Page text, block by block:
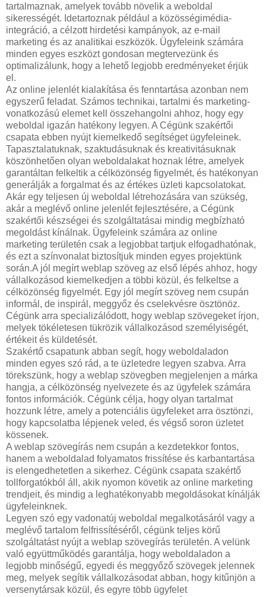
tartalmaznak, amelyek tovább növelik a weboldal
sikerességét. Idetartoznak például a közösségimédia-
integráció, a célzott hirdetési kampányok, az e-mail
marketing és az analitikai eszközök. Ügyfeleink számára
minden egyes eszközt gondosan megtervezünk és
optimalizálunk, hogy a lehető legjobb eredményeket érjük
el.
Az online jelenlét kialakítása és fenntartása azonban nem
egyszerű feladat. Számos technikai, tartalmi és marketing-
vonatkozású elemet kell összehangolni ahhoz, hogy egy
weboldal igazán hatékony legyen. A Cégünk szakértői
csapata ebben nyújt kiemelkedő segítséget ügyfeleinek.
Tapasztalatuknak, szaktudásuknak és kreativitásuknak
köszönhetően olyan weboldalakat hoznak létre, amelyek
garantáltan felkeltik a célközönség figyelmét, és hatékonyan
generálják a forgalmat és az értékes üzleti kapcsolatokat.
Akár egy teljesen új weboldal létrehozására van szükség,
akár a meglévő online jelenlét fejlesztésére, a Cégünk
szakértői készségei és szolgáltatásai mindig megbízható
megoldást kínálnak. Ügyfeleink számára az online
marketing területén csak a legjobbat tartjuk elfogadhatónak,
és ezt a színvonalat biztosítjuk minden egyes projektünk
során.A jól megírt weblap szöveg az első lépés ahhoz, hogy
vállalkozásod kiemelkedjen a többi közül, és felkeltse a
célközönség figyelmét. Egy jól megírt szöveg nem csupán
informál, de inspirál, meggyőz és cselekvésre ösztönöz.
Cégünk arra specializálódott, hogy weblap szövegeket írjon,
melyek tökéletesen tükrözik vállalkozásod személyiségét,
értékeit és küldetését.
Szakértő csapatunk abban segít, hogy weboldaladon
minden egyes szó rád, a te üzletedre legyen szabva. Arra
törekszünk, hogy a weblap szövegben megjelenjen a márka
hangja, a célközönség nyelvezete és az ügyfelek számára
fontos információk. Cégünk célja, hogy olyan tartalmat
hozzunk létre, amely a potenciális ügyfeleket arra ösztönzi,
hogy kapcsolatba lépjenek veled, és végső soron üzletet
kössenek.
A weblap szövegírás nem csupán a kezdetekkor fontos,
hanem a weboldalad folyamatos frissítése és karbantartása
is elengedhetetlen a sikerhez. Cégünk csapata szakértő
tollforgatókból áll, akik nyomon követik az online marketing
trendjeit, és mindig a leghatékonyabb megoldásokat kínálják
ügyfeleinknek.
Legyen szó egy vadonatúj weboldal megalkotásáról vagy a
meglévő tartalom felfrissítéséről, cégünk teljes körű
szolgáltatást nyújt a weblap szövegírás területén. A velünk
való együttműködés garantálja, hogy weboldaladon a
legjobb minőségű, egyedi és meggyőző szövegek jelennek
meg, melyek segítik vállalkozásodat abban, hogy kitűnjön a
versenytársak közül, és egyre több ügyfelet